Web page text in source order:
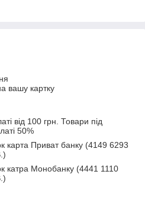
вашу картку
від 100 грн. Товари під
50%
карта Приват банку (4149 6293
катра Монобанку (4441 1110